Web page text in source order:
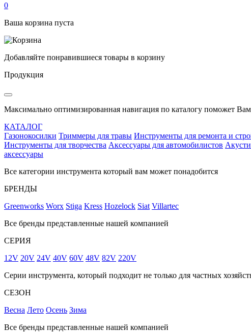
0
Ваша корзина пуста
Добавляйте понравившиеся товары в корзину
Продукция
Максимально оптимизированная навигация по каталогу поможет
КАТАЛОГ
Газонокосилки Триммеры для травы Инструменты для ремонта и
Инструменты для творчества Аксессуары для автомобилистов
аксессуары
Все категории инструмента который вам может понадобится
БРЕНДЫ
Greenworks Worx Stiga Kress Hozelock Siat Villartec
Все бренды представленные нашей компанией
СЕРИЯ
12V 20V 24V 40V 60V 48V 82V 220V
Серии инструмента, который подходит не только для частных
СЕЗОН
Весна Лето Осень Зима
Все бренды представленные нашей компанией